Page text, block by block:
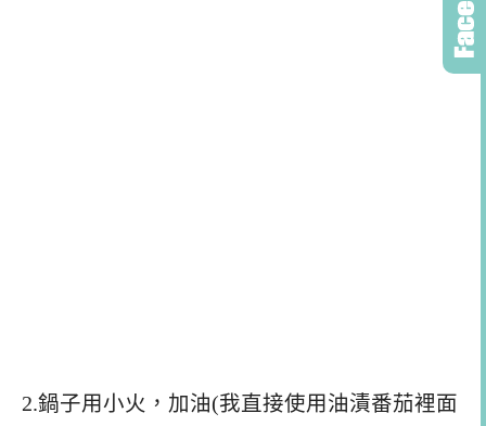
2.鍋子用小火，加油(我直接使用油漬番茄裡面